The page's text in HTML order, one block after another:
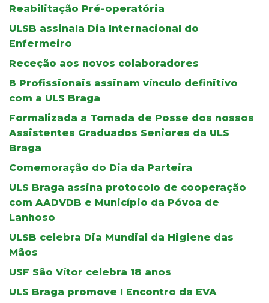
Reabilitação Pré-operatória
ULSB assinala Dia Internacional do
Enfermeiro
Receção aos novos colaboradores
8 Profissionais assinam vínculo definitivo
com a ULS Braga
Formalizada a Tomada de Posse dos nossos
Assistentes Graduados Seniores da ULS
Braga
Comemoração do Dia da Parteira
ULS Braga assina protocolo de cooperação
com AADVDB e Município da Póvoa de
Lanhoso
ULSB celebra Dia Mundial da Higiene das
Mãos
USF São Vítor celebra 18 anos
ULS Braga promove I Encontro da EVA